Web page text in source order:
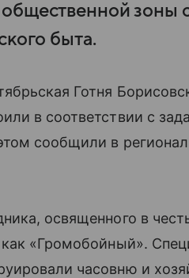
зоны
быта.
Готня
в соответствии с
сообщили в
освященного в
«Громобойный».
часовню и